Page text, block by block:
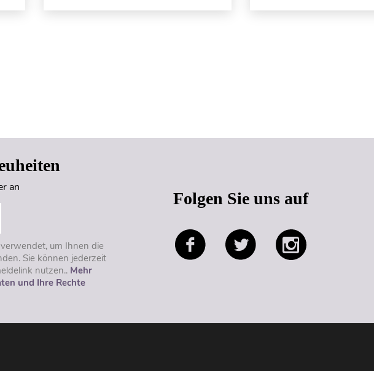
an
um Ihnen die
Sie können jederzeit
nutzen.. Mehr
und Ihre Rechte
Folgen Sie uns auf